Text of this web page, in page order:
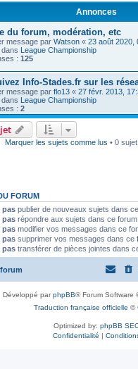
Annonces
du forum, modération, etc
message par Watson « 23 août 2020,
dans League Championship
: 125
Info-Stades.fr sur les
message par flo13 « 27 févr. 2013,
dans League Championship
: 2
Marquer les sujets comme lus • 0
FORUM
pas publier de nouveaux sujets dans
pas répondre aux sujets dans ce forum
pas modifier vos messages dans ce
pas supprimer vos messages dans ce
pas transférer de pièces jointes dans
Développé parphpBB® Forum Software
Traduction française officielle ©
Optimized by: phpBB
Confidentialité |